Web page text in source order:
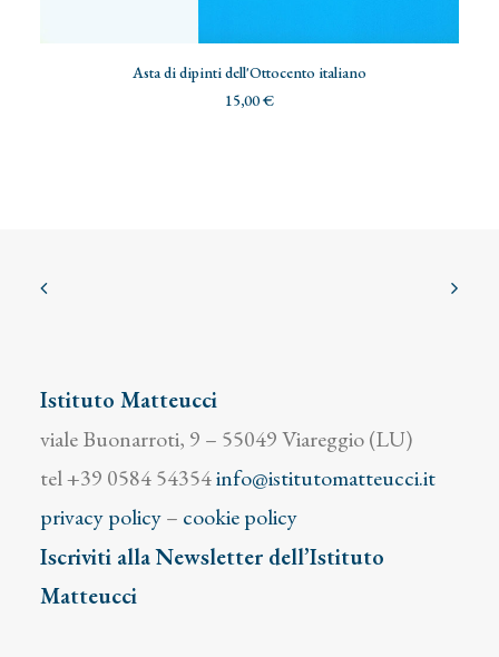
AGGIUNGI AL CARRELLO
Asta di dipinti dell'Ottocento italiano
15,00€
Istituto Matteucci
viale Buonarroti, 9 – 55049 Viareggio (LU)
tel +39 0584 54354info@istitutomatteucci.it
privacy policy– cookie policy
Iscriviti alla Newsletter dell’Istituto
Matteucci